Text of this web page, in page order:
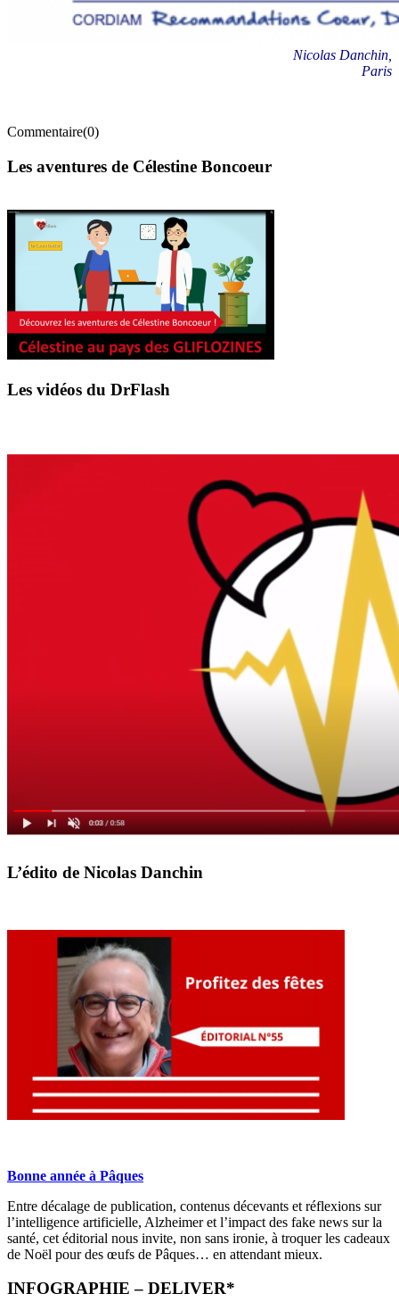
Nicolas Danchin,
Paris
Commentaire(0)
Les aventures de Célestine Boncoeur
Les vidéos du DrFlash
L’édito de Nicolas Danchin
Bonne année à Pâques
Entre décalage de publication, contenus décevants et réflexions sur
l’intelligence artificielle, Alzheimer et l’impact des fake news sur la
santé, cet éditorial nous invite, non sans ironie, à troquer les cadeaux
de Noël pour des œufs de Pâques… en attendant mieux.
INFOGRAPHIE – DELIVER*